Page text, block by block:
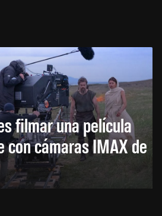
filmar una película
cámaras IMAX de